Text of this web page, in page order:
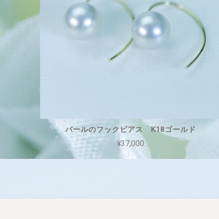
パールのフックピアス K18ゴールド
¥37,000